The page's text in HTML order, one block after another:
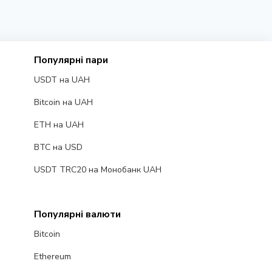
Популярні пари
USDT на UAH
Bitcoin на UAH
ETH на UAH
BTC на USD
USDT TRC20 на Монобанк UAH
Популярні валюти
Bitcoin
Ethereum